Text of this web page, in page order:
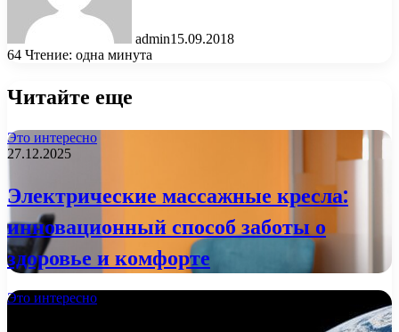
admin15.09.2018
64 Чтение: одна минута
Читайте еще
Это интересно
27.12.2025
Электрические массажные кресла:
инновационный способ заботы о
здоровье и комфорте
Это интересно